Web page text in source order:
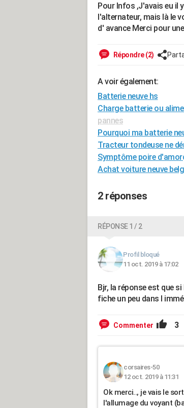
Pour Infos ,J'avais eu il
l'alternateur, mais là le
d' avance Merci pour
Répondre (2)
A voir également:
Batterie neuve hs
Charge batterie ou
pannes
Pourquoi ma batterie
Tracteur tondeuse ne
Symptôme poire
Achat voiture neuve
2 réponses
RÉPONSE 1 / 2
Profil bloqué
11 oct. 2019 à 17:02
Bjr, la réponse est que
fiche un peu dans l
Commenter 3
corsaires-50
12 oct. 2019 à 11:31
Ok merci.., je vais le
l'allumage du voyant